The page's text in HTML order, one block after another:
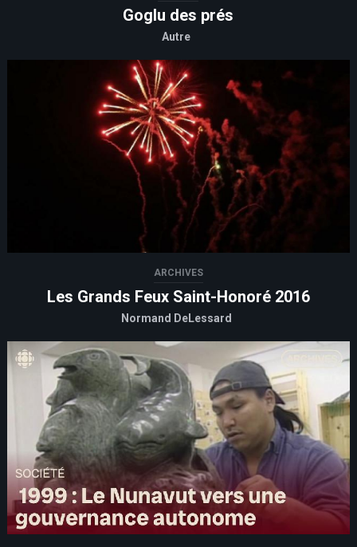
Goglu des prés
Autre
ARCHIVES
Les Grands Feux Saint-Honoré 2016
Normand DeLessard